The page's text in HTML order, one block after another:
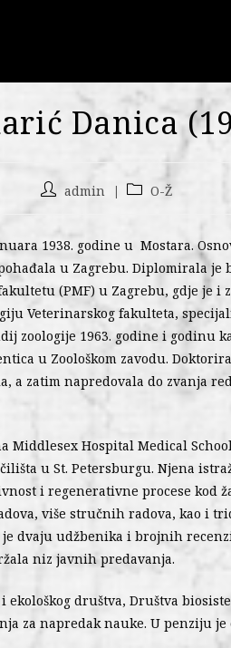
Danica
admin O-Ž
1938. godine u Mostara.
u Zagrebu. Diplomirala je
(PMF) u Zagrebu, gdje je i
Veterinarskog fakulteta,
zoologije 1963. godine i godinu
u Zoološkom zavodu.
a zatim napredovala do zvanja
Middlesex Hospital Medical
u St. Petersburgu. Njena
i regenerativne procese kod
više stručnih radova, kao i
dvaju udžbenika i brojnih
niz javnih predavanja.
ekološkog društva, Društva
za napredak nauke. U penziju je